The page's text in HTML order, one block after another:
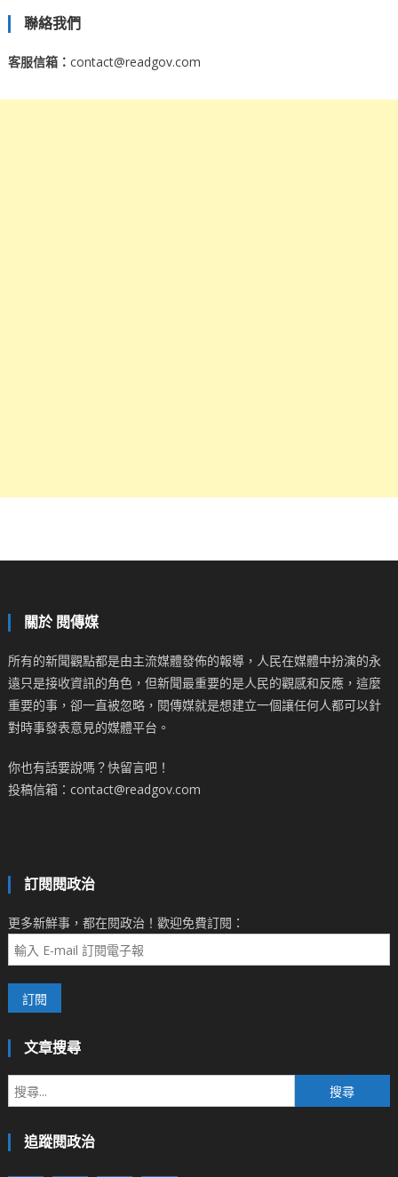
聯絡我們
客服信箱： contact@readgov.com
關於 閱傳媒
所有的新聞觀點都是由主流媒體發佈的報導，人民在媒體中扮演的永
遠只是接收資訊的角色，但新聞最重要的是人民的觀感和反應，這麼
重要的事，卻一直被忽略，閱傳媒就是想建立一個讓任何人都可以針
對時事發表意見的媒體平台。
你也有話要說嗎？快留言吧！
投稿信箱：contact@readgov.com
訂閱閱政治
更多新鮮事，都在閱政治！歡迎免費訂閱：
文章搜尋
尋
追蹤閱政治